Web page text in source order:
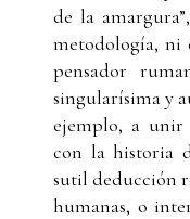
de la
metodología, ni
pensador
singularísima y
ejemplo, a unir
con la historia
sutil deducción
humanas, o